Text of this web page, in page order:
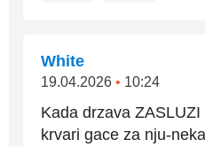
White
19.04.2026 • 10:24
Kada drzava
krvari gace za nju-